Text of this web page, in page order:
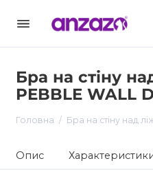
Бра на стіну
PEBBLE WALL
Головна Бра на стіну над
Опис